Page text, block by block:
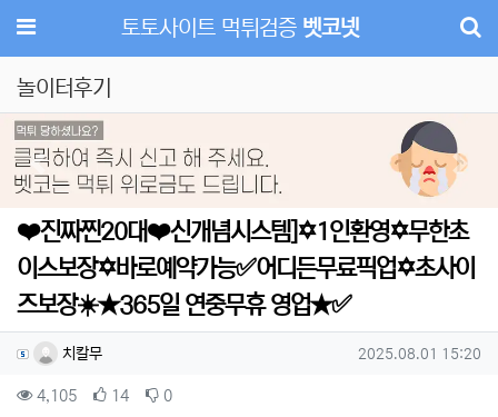
메뉴 토토사이트 먹튀검증 벳코넷
놀이터후기
Previous Next
❤️진짜찐20대❤️신개념시스템]✡️1인환영✡️무한초
이스보장✡️바로예약가능✅어디든무료픽업✡️초사이
즈보장☀️★365일 연중무휴 영업★✅
작성자 정보
치칼무작성 작성일
2025.08.01 15:20
컨텐츠 정보
4,105조회 14추천 0비추천